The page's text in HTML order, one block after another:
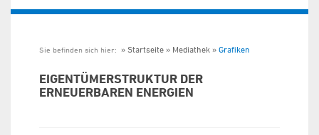
Sie befinden sich hier: Startseite Mediathek Grafiken
EIGENTÜMERSTRUKTUR DER
ERNEUERBAREN ENERGIEN